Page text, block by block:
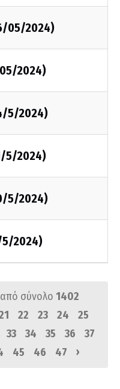
05/2024)
2024)
5/2024)
5/2024)
5/2024)
5/2024)
από σύνολο 1402
22 23 24
25
33 34 35 36
37
45 46 47 ›